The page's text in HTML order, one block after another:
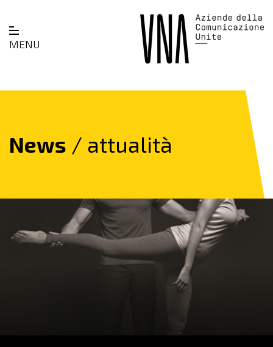
MENU
News / attualità